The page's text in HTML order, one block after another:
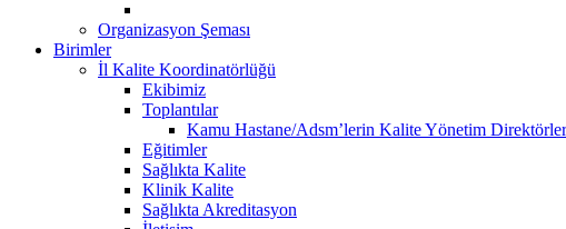
Organizasyon Şeması
Birimler
İl Kalite Koordinatörlüğü
Ekibimiz
Toplantılar
Kamu Hastane/Adsm’lerin Kalite Yönetim
Eğitimler
Sağlıkta Kalite
Klinik Kalite
Sağlıkta Akreditasyon